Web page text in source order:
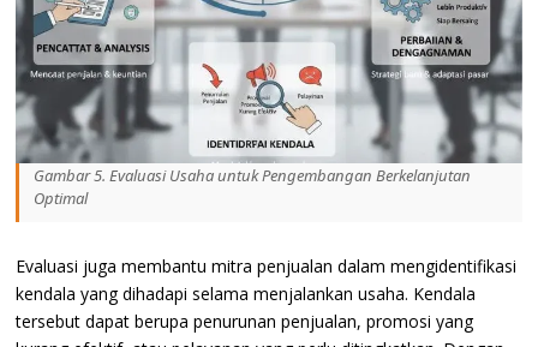
Gambar 5. Evaluasi Usaha untuk Pengembangan Berkelanjutan
Optimal
Evaluasi juga membantu mitra penjualan dalam mengidentifikasi
kendala yang dihadapi selama menjalankan usaha. Kendala
tersebut dapat berupa penurunan penjualan, promosi yang